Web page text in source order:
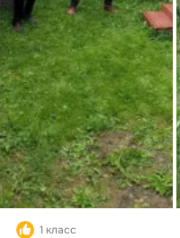
1 класс